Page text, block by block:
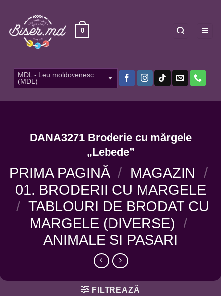
content
0
MDL - Leu moldovenesc
(MDL)
DANA3271 Broderie cu mărgele
„Lebede”
PRIMA PAGINĂ / MAGAZIN /
01. BRODERII CU MARGELE
/ TABLOURI DE BRODAT CU
MARGELE (DIVERSE) /
ANIMALE SI PASARI
FILTREAZĂ